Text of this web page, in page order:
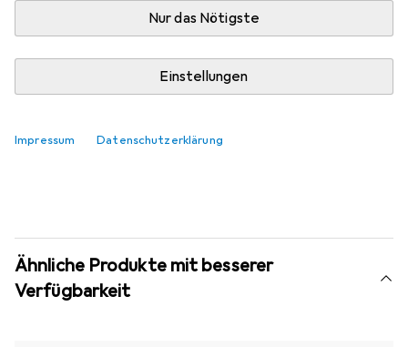
Nur das Nötigste
Einstellungen
Impressum Datenschutzerklärung
In den Warenkorb
Ähnliche Produkte mit besserer
Verfügbarkeit